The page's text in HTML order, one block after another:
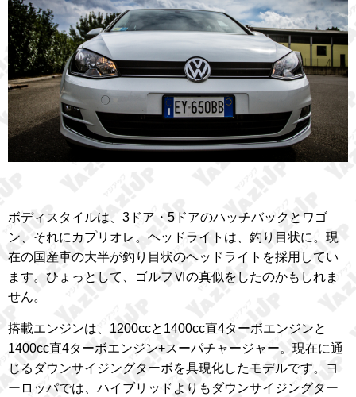
ボディスタイルは、3ドア・5ドアのハッチバックとワゴ
ン、それにカプリオレ。ヘッドライトは、釣り目状に。現
在の国産車の大半が釣り目状のヘッドライトを採用してい
ます。ひょっとして、ゴルフⅥの真似をしたのかもしれま
せん。
搭載エンジンは、1200ccと1400cc直4ターボエンジンと
1400cc直4ターボエンジン+スーパチャージャー。現在に通
じるダウンサイジングターボを具現化したモデルです。ヨ
ーロッパでは、ハイブリッドよりもダウンサイジングター